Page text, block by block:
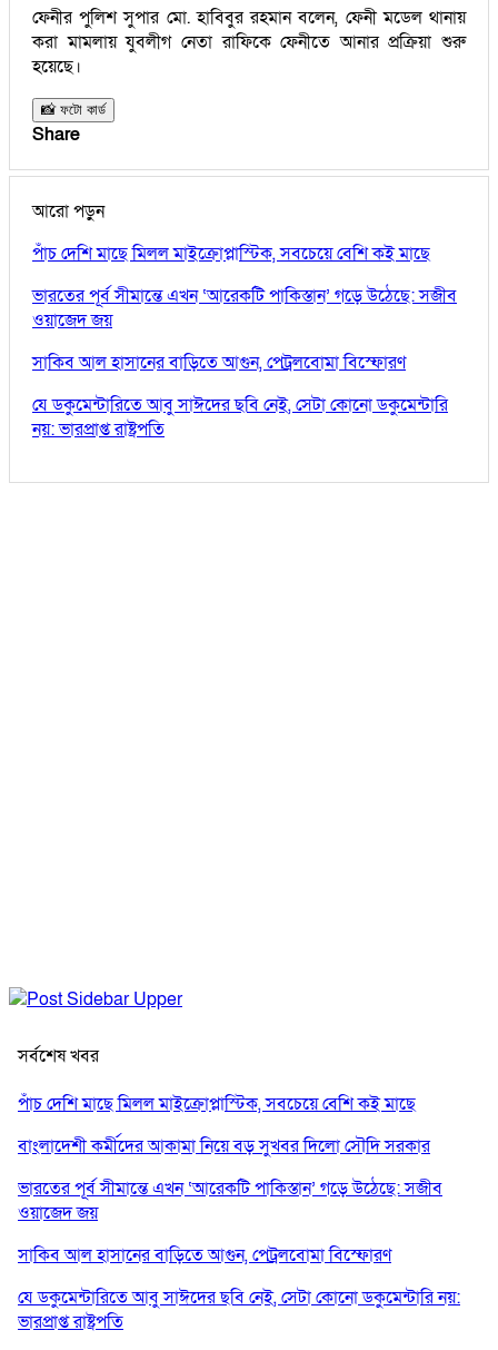
ফেনীর পুলিশ সুপার মো. হাবিবুর রহমান বলেন, ফেনী মডেল থানায়
করা মামলায় যুবলীগ নেতা রাফিকে ফেনীতে আনার প্রক্রিয়া শুরু
হয়েছে।
📸 ফটো কার্ড
Share
আরো পড়ুন
পাঁচ দেশি মাছে মিলল মাইক্রোপ্লাস্টিক, সবচেয়ে বেশি কই মাছে
ভারতের পূর্ব সীমান্তে এখন ‘আরেকটি পাকিস্তান’ গড়ে উঠেছে: সজীব
ওয়াজেদ জয়
সাকিব আল হাসানের বাড়িতে আগুন, পেট্রলবোমা বিস্ফোরণ
যে ডকুমেন্টারিতে আবু সাঈদের ছবি নেই, সেটা কোনো ডকুমেন্টারি
নয়: ভারপ্রাপ্ত রাষ্ট্রপতি
সর্বশেষ খবর
পাঁচ দেশি মাছে মিলল মাইক্রোপ্লাস্টিক, সবচেয়ে বেশি কই মাছে
বাংলাদেশী কর্মীদের আকামা নিয়ে বড় সুখবর দিলো সৌদি সরকার
ভারতের পূর্ব সীমান্তে এখন ‘আরেকটি পাকিস্তান’ গড়ে উঠেছে: সজীব
ওয়াজেদ জয়
সাকিব আল হাসানের বাড়িতে আগুন, পেট্রলবোমা বিস্ফোরণ
যে ডকুমেন্টারিতে আবু সাঈদের ছবি নেই, সেটা কোনো ডকুমেন্টারি নয়:
ভারপ্রাপ্ত রাষ্ট্রপতি